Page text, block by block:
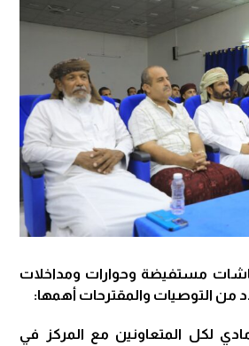
مستفيضة وحوارات ومداخلات
التوصيات والمقترحات أهمها:
لكل المتعاونين مع المركز في